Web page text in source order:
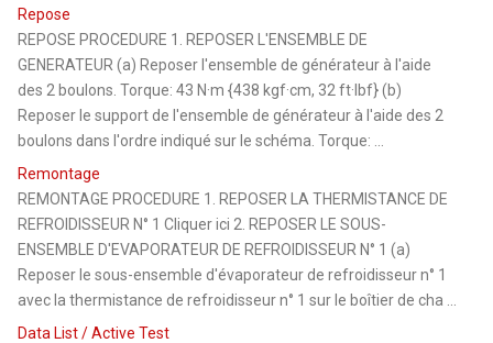
Repose
REPOSE PROCEDURE 1. REPOSER L'ENSEMBLE DE
GENERATEUR (a) Reposer l'ensemble de générateur à l'aide
des 2 boulons. Torque: 43 N·m {438 kgf·cm, 32 ft·lbf} (b)
Reposer le support de l'ensemble de générateur à l'aide des 2
boulons dans l'ordre indiqué sur le schéma. Torque: ...
Remontage
REMONTAGE PROCEDURE 1. REPOSER LA THERMISTANCE DE
REFROIDISSEUR N° 1 Cliquer ici 2. REPOSER LE SOUS-
ENSEMBLE D'EVAPORATEUR DE REFROIDISSEUR N° 1 (a)
Reposer le sous-ensemble d'évaporateur de refroidisseur n° 1
avec la thermistance de refroidisseur n° 1 sur le boîtier de cha ...
Data List / Active Test